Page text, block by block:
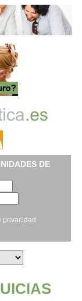
DE
privacidad